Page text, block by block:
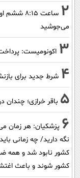
2
ساعت
می‌جوشید
3 اکونومیست:
4 شرط جدید برای
5 باقر خرازی؛
6 پزشکیان: هر زمان
نگه دارید/ چه زمانی
کشور نابود شد و همه
کشور شوند و باعث